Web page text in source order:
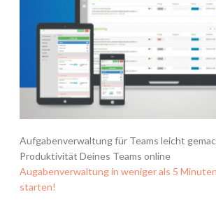
Aufgabenverwaltung für Teams leicht
Produktivität Deines Teams online
Augabenverwaltung in weniger als 5
starten!